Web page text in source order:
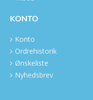
KONTO
Konto
Ordrehistorik
Ønskeliste
Nyhedsbrev